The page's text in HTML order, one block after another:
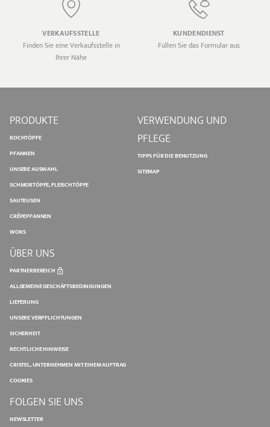
VERKAUFSSTELLE
Finden Sie eine Verkaufsstelle in
Ihrer Nähe
KUNDENDIENST
Füllen Sie das Formular aus
PRODUKTE
KOCHTÖPFE
PFANNEN
UNSERE AUSWAHL
SCHMORTÖPFE, FLEISCHTÖPFE
SAUTEUSEN
CRÊPEPFANNEN
WOKS
VERWENDUNG UND
PFLEGE
TIPPS FÜR DIE BENUTZUNG
SITEMAP
ÜBER UNS
PARTNERBEREICH
ALLGEMEINE GESCHÄFTSBEDINGUNGEN
LIEFERUNG
UNSERE VERPFLICHTUNGEN
SICHERHEIT
RECHTLICHE HINWEISE
CRISTEL, UNTERNEHMEN MIT EINEM AUFTRAG
COOKIES
FOLGEN SIE UNS
NEWSLETTER